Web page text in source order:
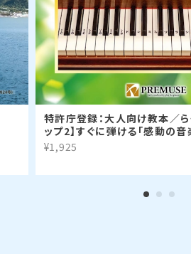
特許庁登録：大人向け教本／ら
ップ2】すぐに弾ける「感動の音
¥1,925